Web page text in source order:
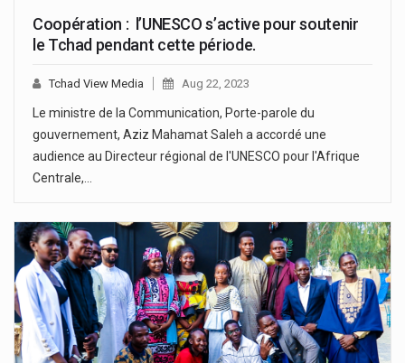
Coopération : l’UNESCO s’active pour soutenir
le Tchad pendant cette période.
Tchad View Media Aug 22, 2023
Le ministre de la Communication, Porte-parole du
gouvernement, Aziz Mahamat Saleh a accordé une
audience au Directeur régional de l'UNESCO pour l'Afrique
Centrale,…